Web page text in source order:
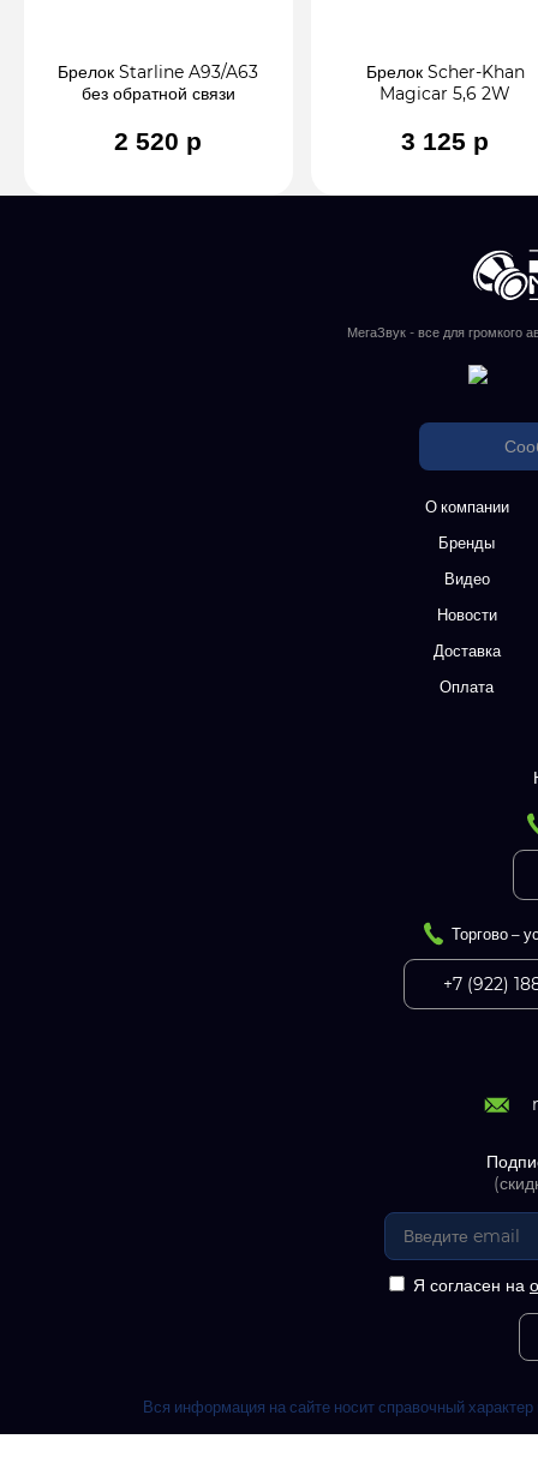
Брелок Starline A93/A63
без обратной связи
2 520 р
Брелок Scher-Khan
Magicar 5,6 2W
3 125 р
МегаЗвук - все для громкого
О компании
Бренды
Видео
Новости
Доставка
Оплата
Торгово –
+7 (922)
Я согласен на
Вся информация на сайте носит справочный